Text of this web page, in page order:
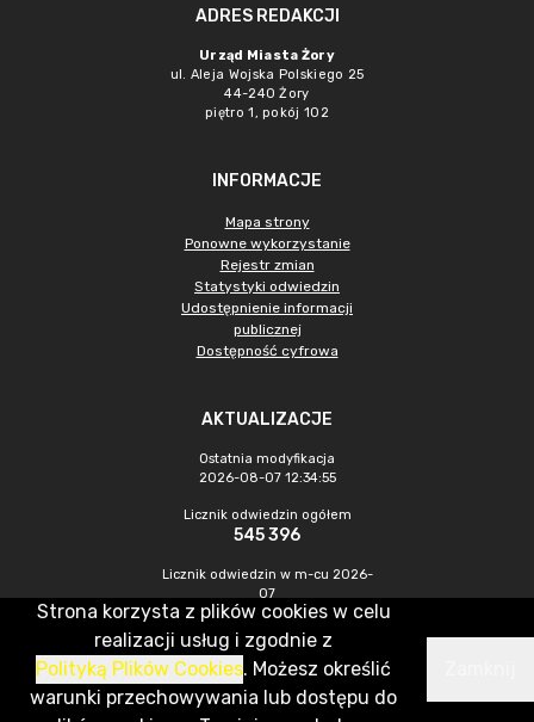
ADRES REDAKCJI
Urząd Miasta Żory
ul. Aleja Wojska Polskiego 25
44-240 Żory
piętro 1, pokój 102
INFORMACJE
Mapa strony
Ponowne wykorzystanie
Rejestr zmian
Statystyki odwiedzin
Udostępnienie informacji
publicznej
Dostępność cyfrowa
AKTUALIZACJE
Ostatnia modyfikacja
2026-08-07 12:34:55
Licznik odwiedzin ogółem
545 396
Licznik odwiedzin w m-cu 2026-
07
1 412
CMS & Hosting: Nefeni Sp. z o.o.
Strona korzysta z plików cookies w celu
realizacji usług i zgodnie z
Polityką Plików Cookies. Możesz określić
warunki przechowywania lub dostępu do